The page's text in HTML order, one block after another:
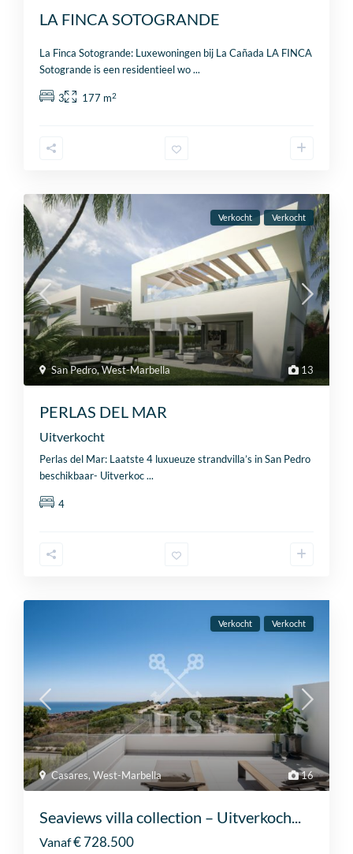
LA FINCA SOTOGRANDE
La Finca Sotogrande: Luxewoningen bij La Cañada LA FINCA
Sotogrande is een residentieel wo...
3 177 m2
13
San Pedro,West-Marbella
Verkocht Verkocht
PERLAS DEL MAR
Uitverkocht
Perlas del Mar: Laatste 4 luxueuze strandvilla’s in San Pedro
beschikbaar- Uitverkoc...
4
16
Casares,West-Marbella
Verkocht Verkocht
Seaviews villa collection – Uitverkoch...
Vanaf€ 728.500